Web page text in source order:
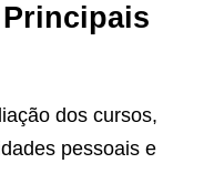
dos cursos,
pessoais e